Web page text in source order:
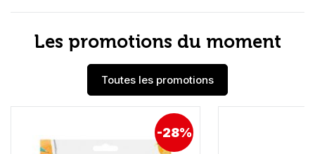
Les promotions du moment
Toutes les promotions
-28%